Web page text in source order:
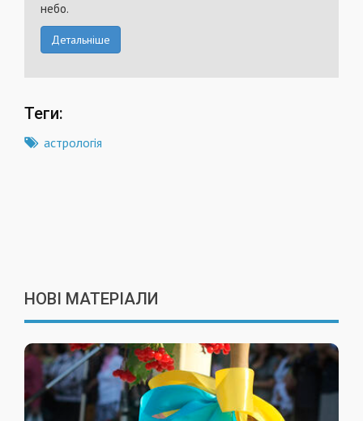
небо.
Детальніше
Теги:
астрологія
НОВІ МАТЕРІАЛИ